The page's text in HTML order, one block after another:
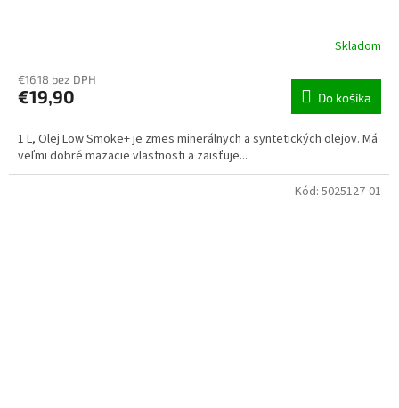
Skladom
€16,18 bez DPH
€19,90 Do košíka
1 L, Olej Low Smoke+ je zmes minerálnych a syntetických olejov. Má
veľmi dobré mazacie vlastnosti a zaisťuje...
Kód: 5025127-01